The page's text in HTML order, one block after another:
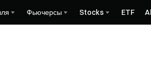
Фьючерсы Stocks ETF